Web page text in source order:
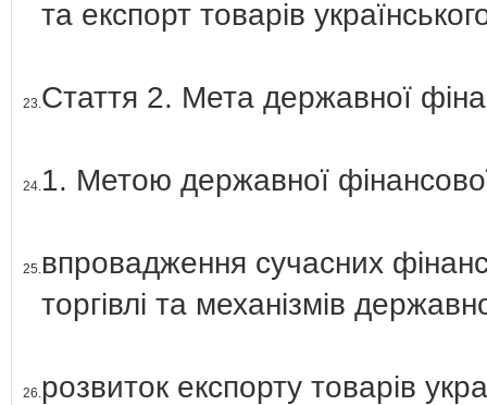
та експорт товарів
23.Стаття 2. Мета державної
24.1. Метою державної
25.впровадження сучасних
торгівлі та механізмів
26.розвиток експорту товарів